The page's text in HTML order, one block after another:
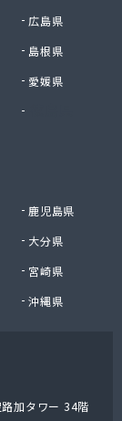
所
広島県
島根県
愛媛県
鹿児島県
大分県
宮崎県
沖縄県
加タワー 34階